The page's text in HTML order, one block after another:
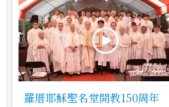
羅厝耶穌聖名堂開教150周年